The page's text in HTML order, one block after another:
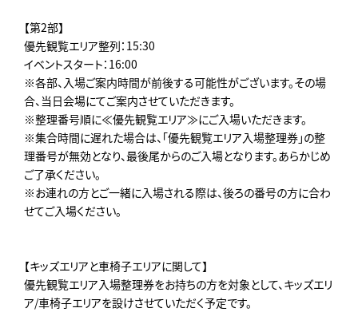
【第2部】
優先観覧エリア整列：15:30
イベントスタート：16:00
※各部、入場ご案内時間が前後する可能性がございます。その場
合、当日会場にてご案内させていただきます。
※整理番号順に≪優先観覧エリア≫にご入場いただきます。
※集合時間に遅れた場合は、「優先観覧エリア入場整理券」の整
理番号が無効となり、最後尾からのご入場となります。あらかじめ
ご了承ください。
※お連れの方とご一緒に入場される際は、後ろの番号の方に合わ
せてご入場ください。
【キッズエリアと車椅子エリアに関して】
優先観覧エリア入場整理券をお持ちの方を対象として、キッズエリ
ア/車椅子エリアを設けさせていただく予定です。